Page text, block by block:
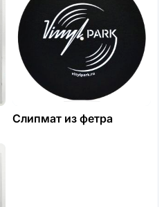
Слипмат из фетра